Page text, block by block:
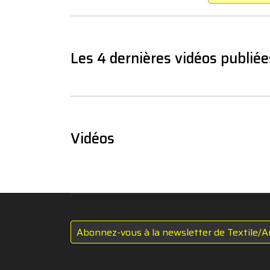
Les 4 dernières vidéos
Vidéos
Abonnez-vous à la newsletter de Textile/